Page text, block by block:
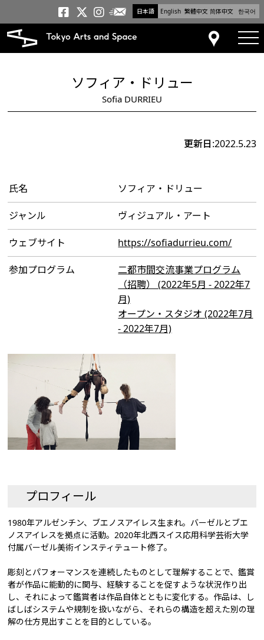
日本語 English 繁體中文 简体中文 한국어
トーキョーアーツアンド
トーキョーアーツアンド
トーキョーアーツア
メールニュース
アクセス
ソフィア・ドリュー
Sofia DURRIEU
更新日:2022.5.23
氏名 ソフィア・ドリュー
ジャンル ヴィジュアル・アート
ウェブサイト https://sofiadurrieu.com/
参加プログラム
二都市間交流事業プログラム
（招聘） (2022年5月 - 2022年7
月)
オープン・スタジオ (2022年7月
- 2022年7月)
プロフィール
1980年アルゼンチン、ブエノスアイレス生まれ。バーゼルとブエ
ノスアイレスを拠点に活動。2020年北西スイス応用科学芸術大学
付属バーゼル美術インスティテュート修了。
彫刻とパフォーマンスを連続したものとして理解することで、鑑賞
者が作品に能動的に関与、経験することを促すような状況作り出
し、それによって鑑賞者は作品自体とともに変化する。作品は、し
ばしばシステムや規制を扱いながら、それらの構造を超えた別の理
解の仕方見出すことを目的としている。